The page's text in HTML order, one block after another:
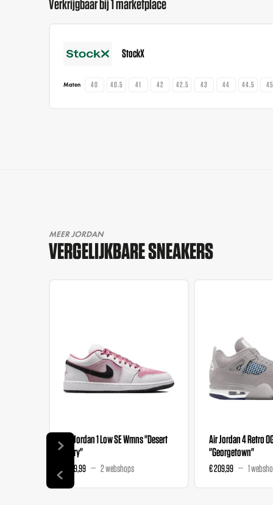
Verkrijgbaar bij 1 marketplace
StockX
Maten 40 40.5 41 42 42.5 43 44 44.5 45
MEER JORDAN
VERGELIJKBARE SNEAKERS
Air Jordan 1 Low SE Wmns "Desert
Berry"
€ 139,99 2 webshops
Air Jordan 4 Retro
"Georgetown"
€ 209,99 1